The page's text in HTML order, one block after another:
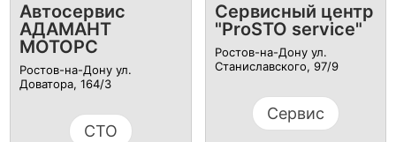
Автосервис
АДАМАНТ
МОТОРС
Ростов-на-Дону ул.
Доватора, 164/3
СТО
Сервисный центр
"ProSTO service"
Ростов-на-Дону ул.
Станиславского, 97/9
Сервис